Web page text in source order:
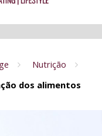
Nutrição
dos alimentos